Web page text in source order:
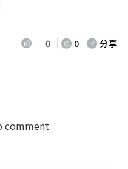
0 0 分享
comment